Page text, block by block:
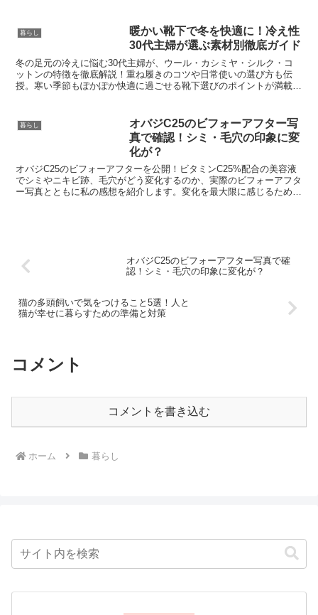
暮らし
暖かい靴下で冬を快適に！冷え性
30代主婦が選ぶ素材別徹底ガイド
冬の足元の冷えに悩む30代主婦が、ウール・カシミヤ・シルク・コ
ットンの特徴を徹底解説！重ね履きのコツや日常使いの選び方も伝
授。寒い季節もぽかぽか快適に過ごせる靴下選びのポイントが満載で
暮らし
オバジC25のビフォーアフター写
真で確認！シミ・毛穴の印象に変
化が？
オバジC25のビフォーアフターを公開！ビタミンC25%配合の美容液
でシミやニキビ跡、毛穴がどう変化するのか、実際のビフォーアフタ
ー写真とともに私の感想を紹介します。変化を最大限に感じるための
オバジC25のビフォーアフター写真で確
認！シミ・毛穴の印象に変化が？
猫の多頭飼いで気をつけること5選！人と
猫が幸せに暮らすための準備と対策
コメント
コメントを書き込む
ホーム 暮らし